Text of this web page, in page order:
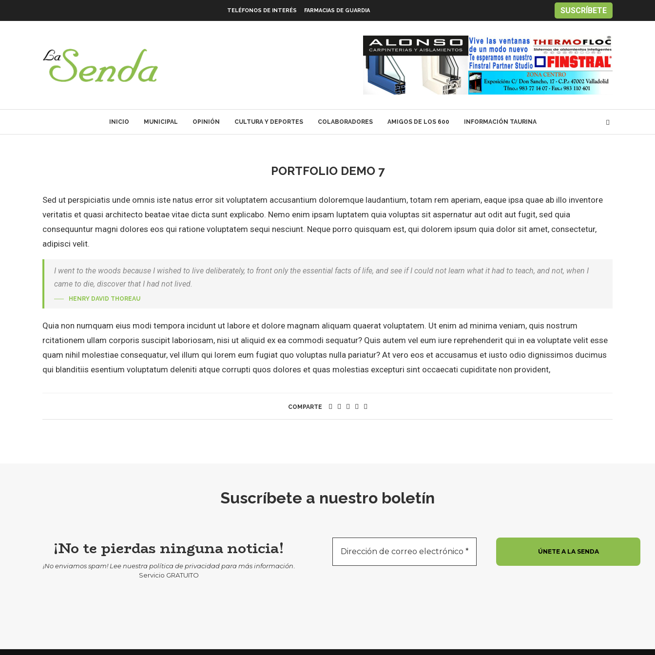
TELÉFONOS DE INTERÉS FARMACIAS DE GUARDIA SUSCRÍBETE
INICIO MUNICIPAL OPINIÓN CULTURA Y DEPORTES COLABORADORES AMIGOS DE LOS 600 INFORMACIÓN TAURINA
PORTFOLIO DEMO 7
Sed ut perspiciatis unde omnis iste natus error sit voluptatem accusantium doloremque laudantium, totam rem aperiam, eaque ipsa quae ab illo inventore
veritatis et quasi architecto beatae vitae dicta sunt explicabo. Nemo enim ipsam luptatem quia voluptas sit aspernatur aut odit aut fugit, sed quia
consequuntur magni dolores eos qui ratione voluptatem sequi nesciunt. Neque porro quisquam est, qui dolorem ipsum quia dolor sit amet, consectetur,
adipisci velit.
I went to the woods because I wished to live deliberately, to front only the essential facts of life, and see if I could not learn what it had to teach, and not, when I
came to die, discover that I had not lived.
HENRY DAVID THOREAU
Quia non numquam eius modi tempora incidunt ut labore et dolore magnam aliquam quaerat voluptatem. Ut enim ad minima veniam, quis nostrum
rcitationem ullam corporis suscipit laboriosam, nisi ut aliquid ex ea commodi sequatur? Quis autem vel eum iure reprehenderit qui in ea voluptate velit esse
quam nihil molestiae consequatur, vel illum qui lorem eum fugiat quo voluptas nulla pariatur? At vero eos et accusamus et iusto odio dignissimos ducimus
qui blanditiis esentium voluptatum deleniti atque corrupti quos dolores et quas molestias excepturi sint occaecati cupiditate non provident,
COMPARTE
Suscríbete a nuestro boletín
¡No te pierdas ninguna noticia!
¡No enviamos spam! Lee nuestra política de privacidadpara más información.
Servicio GRATUITO